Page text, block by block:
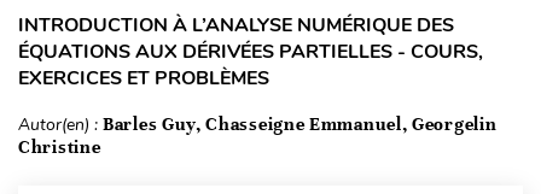
INTRODUCTION À L’ANALYSE NUMÉRIQUE DES
ÉQUATIONS AUX DÉRIVÉES PARTIELLES - COURS,
EXERCICES ET PROBLÈMES
Autor(en) : Barles Guy, Chasseigne Emmanuel, Georgelin
Christine